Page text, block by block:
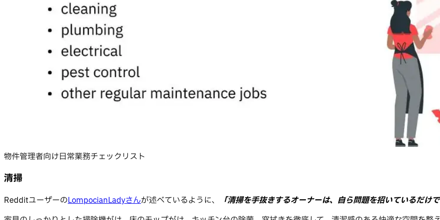
物件管理者向け日常業務チェックリスト
清掃
RedditユーザーのLompocianLadyさんが述べているように、
「清掃を手抜きするオーナーは、自ら問題を招いているだけ